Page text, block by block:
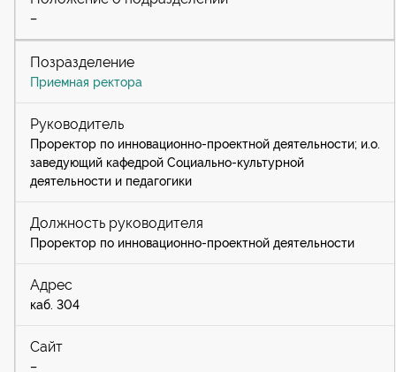
–
Приемная ректора
Проректор по инновационно-проектной деятельности; и.о.
заведующий кафедрой Социально-культурной
деятельности и педагогики
Проректор по инновационно-проектной деятельности
каб. 304
–